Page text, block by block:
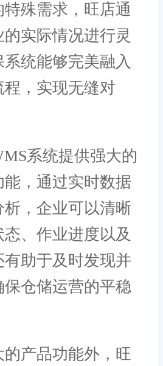
殊需求，旺店通
实际情况进行灵
统能够完美融入
，实现无缝对
系统提供强大的
，通过实时数据
析，企业可以清晰
、作业进度以及
助于及时发现并
仓储运营的平稳
产品功能外，旺